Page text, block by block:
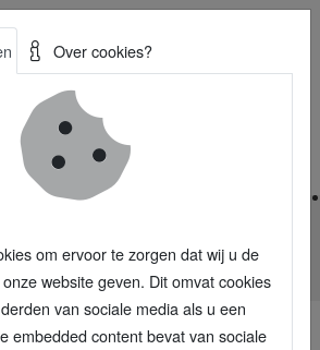
duurzame toekomst
Database verzamelt alle MVO-scripties
Over cookies?
om ervoor te zorgen dat wij u de
website geven. Dit omvat cookies
van sociale media als u een
embedded content bevat van sociale